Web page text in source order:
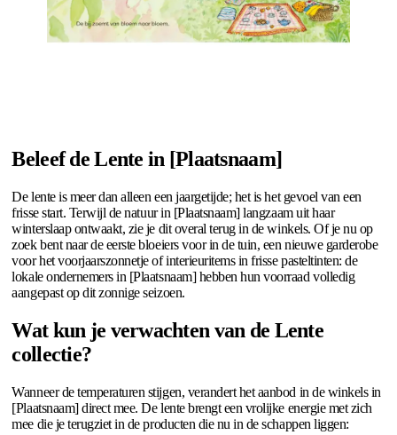
Beleef de Lente in [Plaatsnaam]
De lente is meer dan alleen een jaargetijde; het is het gevoel van een
frisse start. Terwijl de natuur in [Plaatsnaam] langzaam uit haar
winterslaap ontwaakt, zie je dit overal terug in de winkels. Of je nu op
zoek bent naar de eerste bloeiers voor in de tuin, een nieuwe garderobe
voor het voorjaarszonnetje of interieuritems in frisse pasteltinten: de
lokale ondernemers in [Plaatsnaam] hebben hun voorraad volledig
aangepast op dit zonnige seizoen.
Wat kun je verwachten van de Lente
collectie?
Wanneer de temperaturen stijgen, verandert het aanbod in de winkels in
[Plaatsnaam] direct mee. De lente brengt een vrolijke energie met zich
mee die je terugziet in de producten die nu in de schappen liggen: